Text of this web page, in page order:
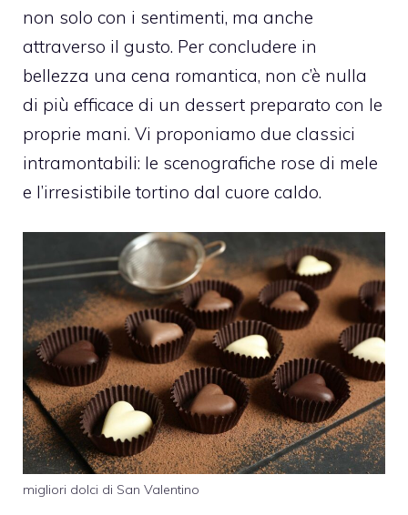
non solo con i sentimenti, ma anche
attraverso il gusto. Per concludere in
bellezza una cena romantica, non c’è nulla
di più efficace di un dessert preparato con le
proprie mani. Vi proponiamo due classici
intramontabili: le scenografiche rose di mele
e l’irresistibile tortino dal cuore caldo.
migliori dolci di San Valentino